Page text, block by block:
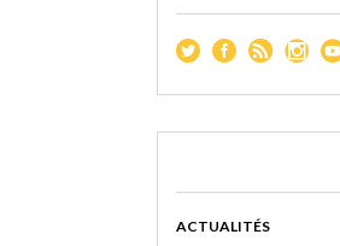
ACTUALITÉS